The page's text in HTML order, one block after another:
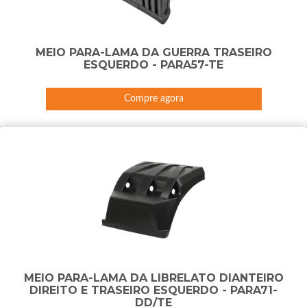
MEIO PARA-LAMA DA GUERRA TRASEIRO
ESQUERDO - PARA57-TE
Compre agora
MEIO PARA-LAMA DA LIBRELATO DIANTEIRO
DIREITO E TRASEIRO ESQUERDO - PARA71-
DD/TE